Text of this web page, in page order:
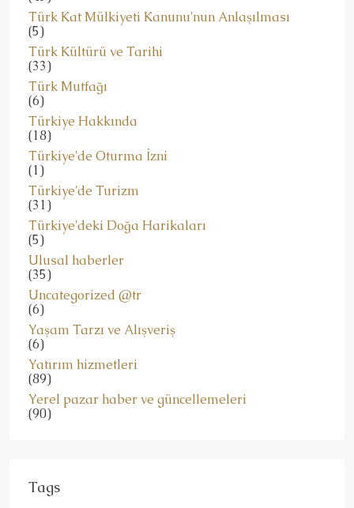
Türk Kat Mülkiyeti Kanunu'nun Anlaşılması
(5)
Türk Kültürü ve Tarihi
(33)
Türk Mutfağı
(6)
Türkiye Hakkında
(18)
Türkiye'de Oturma İzni
(1)
Türkiye'de Turizm
(31)
Türkiye'deki Doğa Harikaları
(5)
Ulusal haberler
(35)
Uncategorized @tr
(6)
Yaşam Tarzı ve Alışveriş
(6)
Yatırım hizmetleri
(89)
Yerel pazar haber ve güncellemeleri
(90)
Tags